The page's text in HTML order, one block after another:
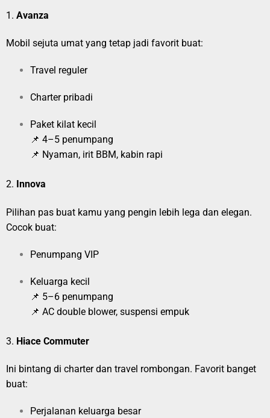
1. Avanza
Mobil sejuta umat yang tetap jadi favorit buat:
Travel reguler
Charter pribadi
Paket kilat kecil
📌 4–5 penumpang
📌 Nyaman, irit BBM, kabin rapi
2. Innova
Pilihan pas buat kamu yang pengin lebih lega dan elegan.
Cocok buat:
Penumpang VIP
Keluarga kecil
📌 5–6 penumpang
📌 AC double blower, suspensi empuk
3. Hiace Commuter
Ini bintang di charter dan travel rombongan. Favorit banget
buat:
Perjalanan keluarga besar